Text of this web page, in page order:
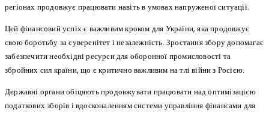
регіонах продовжує працювати навіть в умовах напруженої ситуації.
Цей фінансовий успіх є важливим кроком для України, яка продовжує
свою боротьбу за суверенітет і незалежність. Зростання збору допомагає
забезпечити необхідні ресурси для оборонної промисловості та
збройних сил країни, що є критично важливим на тлі війни з Росією.
Державні органи обіцяють продовжувати працювати над оптимізацією
податкових зборів і вдосконаленням системи управління фінансами для